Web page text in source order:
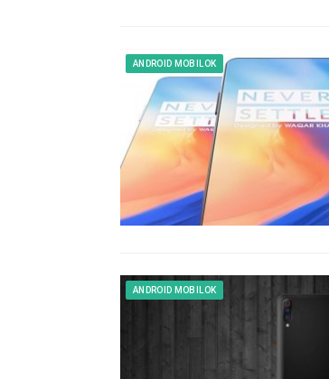
ANDROID MOBILOK
ANDROID MOBILOK